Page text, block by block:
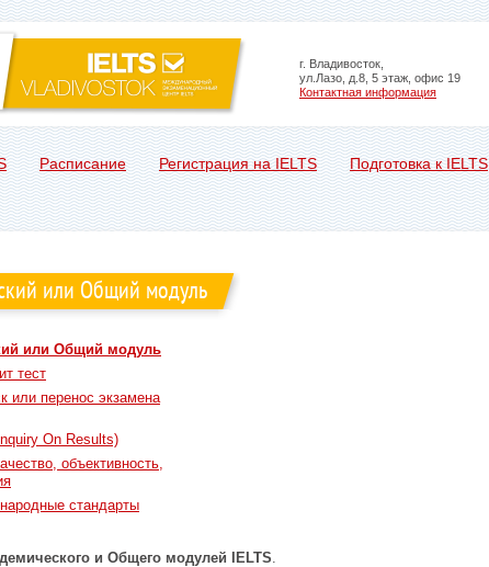
г. Владивосток,
ул.Лазо, д.8, 5 этаж, офис 19
Контактная информация
Расписание Регистрация на IELTS Подготовка к IELTS
или Общий модуль
или Общий модуль
тест
или перенос экзамена
On Results)
объективность,
стандарты
и Общего модулей IELTS.